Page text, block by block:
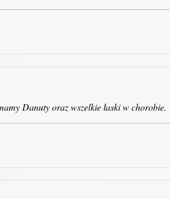
Danuty oraz wszelkie łaski w chorobie.